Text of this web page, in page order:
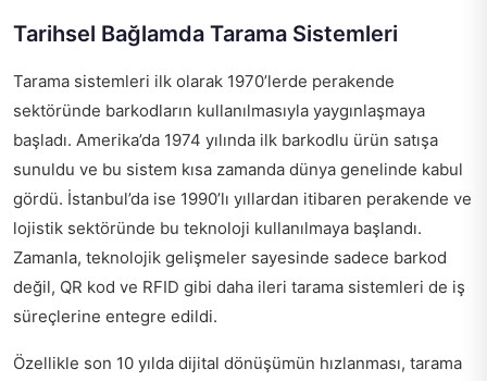
Tarihsel Bağlamda Tarama Sistemleri
Tarama sistemleri ilk olarak 1970’lerde perakende
sektöründe barkodların kullanılmasıyla yaygınlaşmaya
başladı. Amerika’da 1974 yılında ilk barkodlu ürün satışa
sunuldu ve bu sistem kısa zamanda dünya genelinde kabul
gördü. İstanbul’da ise 1990’lı yıllardan itibaren perakende ve
lojistik sektöründe bu teknoloji kullanılmaya başlandı.
Zamanla, teknolojik gelişmeler sayesinde sadece barkod
değil, QR kod ve RFID gibi daha ileri tarama sistemleri de iş
süreçlerine entegre edildi.
Özellikle son 10 yılda dijital dönüşümün hızlanması, tarama